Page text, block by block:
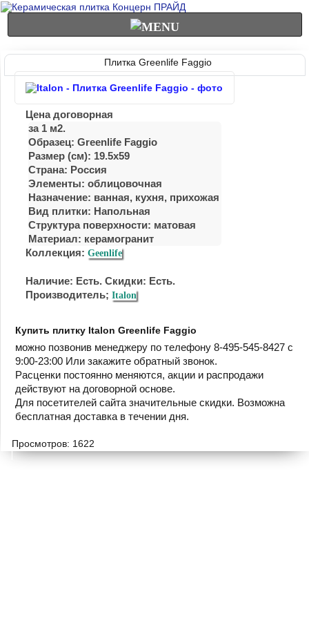
Плитка Greenlife Faggio
Цена договорная
за 1 м2.
Образец: Greenlife Faggio
Размер (см): 19.5x59
Страна: Россия
Элементы: облицовочная
Назначение: ванная, куxня, приxожая
Вид плитки: Напольная
Структура поверхности: матовая
Материал: керамогранит
Коллекция: Geenlife
Наличие: Есть. Скидки: Есть.
Производитель; Italon
Купить плитку Italon Greenlife Faggio
можно позвонив менеджеру по телефону 8-495-545-8427 с
9:00-23:00 Или закажите обратный звонок.
Расценки постоянно меняются, акции и распродажи
действуют на договорной основе.
Для посетителей сайта значительные скидки. Возможна
бесплатная доставка в течении дня.
Просмотров: 1622